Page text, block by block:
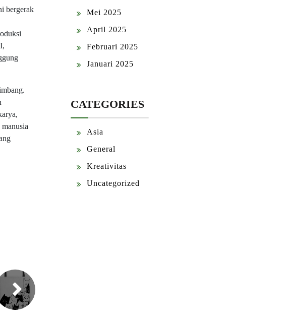
bergerak
Mei 2025
April 2025
Februari 2025
Januari 2025
CATEGORIES
Asia
General
Kreativitas
Uncategorized